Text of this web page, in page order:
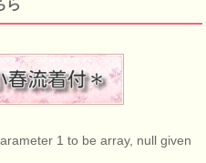
ら
1 to be array, null given